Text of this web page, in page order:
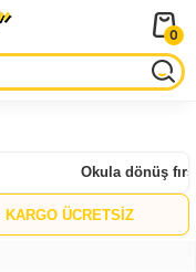
0
Okula dönüş
KARGO ÜCRETSİZ